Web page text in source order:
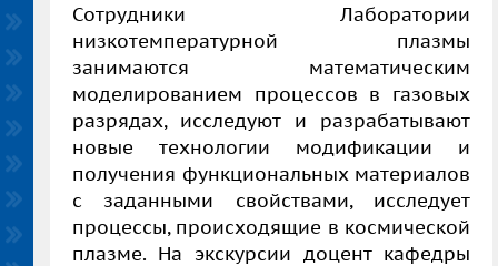
Сотрудники Лаборатории
низкотемпературной плазмы
занимаются математическим
моделированием процессов в газовых
разрядах, исследуют и разрабатывают
новые технологии модификации и
получения функциональных материалов
с заданными свойствами, исследует
процессы, происходящие в космической
плазме. На экскурсии доцент кафедры